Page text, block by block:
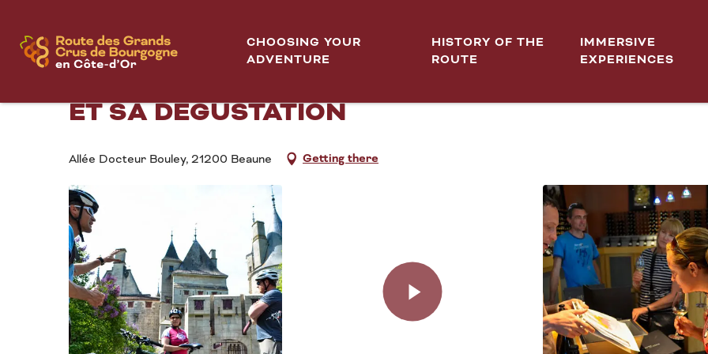
contenu
principal
CHOOSING YOUR
ADVENTURE
HISTORY OF THE
ROUTE
IMMERSIVE
EXPERIENCES
ACTIVE TOURS - DEMI-JOURNÉE BALADE VÉLO
ET SA DÉGUSTATION
Allée Docteur Bouley, 21200 Beaune Getting there